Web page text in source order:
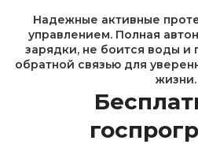
Надежные активные
управлением. Полная
зарядки, не боится воды и
обратной связью для
жизни.